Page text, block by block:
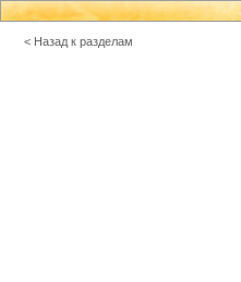
< Назад к разделам